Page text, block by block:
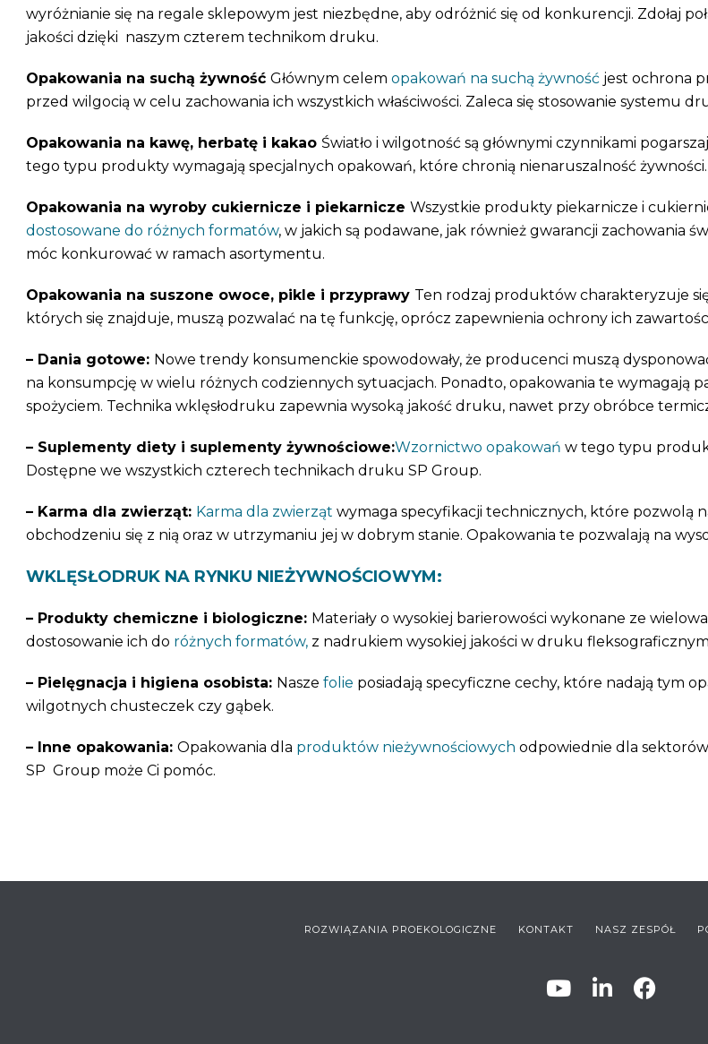
wyróżnianie się na regale sklepowym jest niezbędne, aby odróżnić się od konkurencji. Zdołaj
jakości dzięki naszym czterem technikom druku.
Opakowania na suchą żywność Głównym celem opakowań na suchą żywnośćjest ochrona
przed wilgocią w celu zachowania ich wszystkich właściwości. Zaleca się stosowanie systemu
Opakowania na kawę, herbatę i kakao Światło i wilgotność są głównymi czynnikami
tego typu produkty wymagają specjalnych opakowań, które chronią nienaruszalność żywności.
Opakowania na wyroby cukiernicze i piekarnicze Wszystkie produkty piekarnicze i
dostosowane do różnych formatów, w jakich są podawane, jak również gwarancji zachowania
móc konkurować w ramach asortymentu.
Opakowania na suszone owoce, pikle i przyprawy Ten rodzaj produktów charakteryzuje
których się znajduje, muszą pozwalać na tę funkcję, oprócz zapewnienia ochrony ich
– Dania gotowe: Nowe trendy konsumenckie spowodowały, że producenci muszą
na konsumpcję w wielu różnych codziennych sytuacjach. Ponadto, opakowania te wymagają
spożyciem. Technika wklęsłodruku zapewnia wysoką jakość druku, nawet przy obróbce
– Suplementy diety i suplementy żywnościowe:Wzornictwo opakowań w tego typu
Dostępne we wszystkich czterech technikach druku SP Group.
– Karma dla zwierząt: Karma dla zwierząt wymaga specyfikacji technicznych, które pozwolą
obchodzeniu się z nią oraz w utrzymaniu jej w dobrym stanie. Opakowania te pozwalają na
WKLĘSŁODRUK NA RYNKU NIEŻYWNOŚCIOWYM:
– Produkty chemiczne i biologiczne: Materiały o wysokiej barierowości wykonane ze
dostosowanie ich do różnych formatów,z nadrukiem wysokiej jakości w druku
– Pielęgnacja i higiena osobista: Nasze folie posiadają specyficzne cechy, które nadają tym
wilgotnych chusteczek czy gąbek.
– Inne opakowania: Opakowania dla produktów nieżywnościowych odpowiednie dla
SP Group może Ci pomóc.
ROZWIĄZANIA PROEKOLOGICZNE KONTAKT NASZ ZESPÓŁ